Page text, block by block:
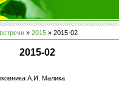
» 2015 » 2015-02
2015-02
А.И. Малика